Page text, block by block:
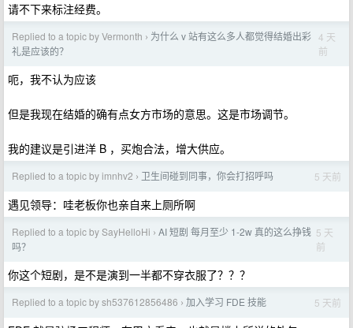
请不下来标注经费。
Replied to a topic by Vermonth › 为什么 v 站有这么多人都觉得结婚出彩
礼是应该的？
4 天
前
呃，我不认为应该
但是我现在结婚的确有点女方市场的意思。这是市场调节。
我的建议是引进洋 B ，买炮合法，增大供应。
Replied to a topic by imnhv2 › 卫生间碰到同事，你会打招呼吗 5 天前
遇见领导：哇老板你也亲自来上厕所啊
Replied to a topic by SayHelloHi › AI 短剧 每月至少 1-2w 真的这么挣钱
吗？
5 天
前
你这个短剧，是不是演到一半都不穿衣服了？？？
Replied to a topic by sh537612856486 › 加入学习 FDE 技能 5 天前